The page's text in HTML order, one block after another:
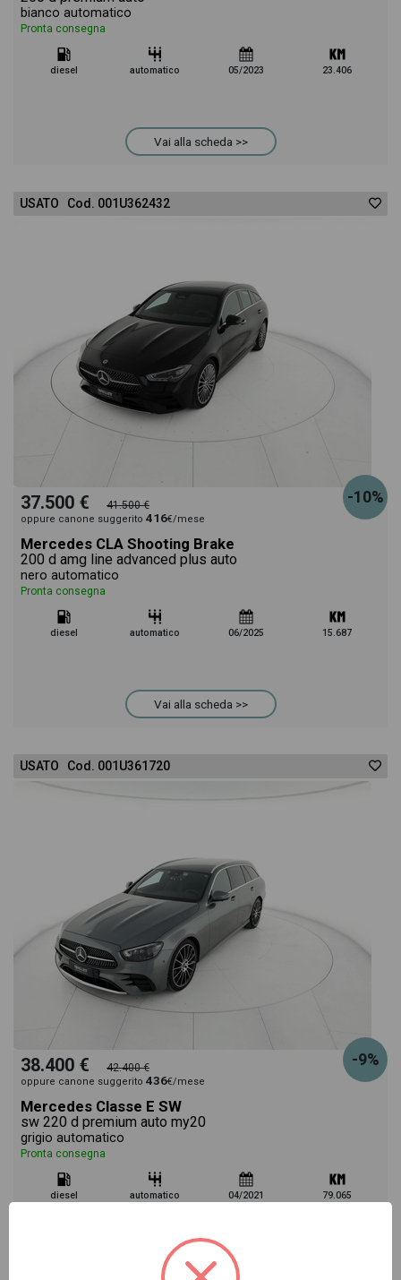
bianco automatico
Pronta consegna
diesel automatico 05/2023 23.406
Vai alla scheda >>
USATO Cod. 001U362432
-10%
37.500 € 41.500 €
oppure canone suggerito 416€/mese
Mercedes CLA Shooting Brake
200 d amg line advanced plus auto
nero automatico
Pronta consegna
diesel automatico 06/2025 15.687
Vai alla scheda >>
USATO Cod. 001U361720
-9%
38.400 € 42.400 €
oppure canone suggerito 436€/mese
Mercedes Classe E SW
sw 220 d premium auto my20
grigio automatico
Pronta consegna
diesel automatico 04/2021 79.065
Vai alla scheda >>